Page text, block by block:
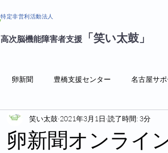
特定非営利活動法人
高次脳機能障害者支援 「笑い太鼓」
卵新聞 豊橋支援センター 名古屋サ
卵新聞オンライ
笑い太鼓 2021年3月1日 読了時間: 3分